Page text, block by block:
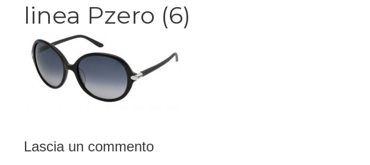
linea Pzero (6)
Lascia un commento